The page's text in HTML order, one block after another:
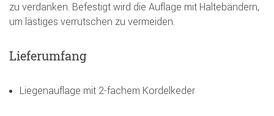
zu verdanken. Befestigt wird die Auflage mit Haltebändern,
um lästiges verrutschen zu vermeiden.
Lieferumfang
Liegenauflage mit 2-fachem Kordelkeder